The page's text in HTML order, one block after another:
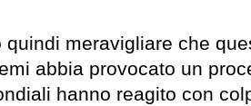
quindi meravigliare che
abbia provocato un
hanno reagito con